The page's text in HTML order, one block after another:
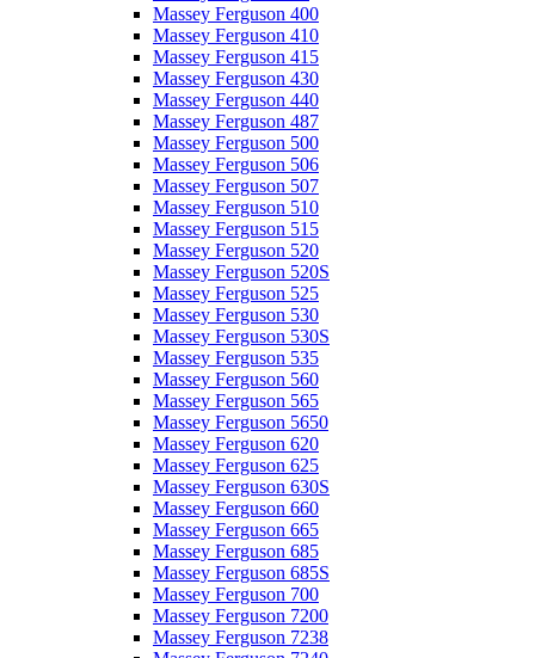
Massey Ferguson 400
Massey Ferguson 410
Massey Ferguson 415
Massey Ferguson 430
Massey Ferguson 440
Massey Ferguson 487
Massey Ferguson 500
Massey Ferguson 506
Massey Ferguson 507
Massey Ferguson 510
Massey Ferguson 515
Massey Ferguson 520
Massey Ferguson 520S
Massey Ferguson 525
Massey Ferguson 530
Massey Ferguson 530S
Massey Ferguson 535
Massey Ferguson 560
Massey Ferguson 565
Massey Ferguson 5650
Massey Ferguson 620
Massey Ferguson 625
Massey Ferguson 630S
Massey Ferguson 660
Massey Ferguson 665
Massey Ferguson 685
Massey Ferguson 685S
Massey Ferguson 700
Massey Ferguson 7200
Massey Ferguson 7238